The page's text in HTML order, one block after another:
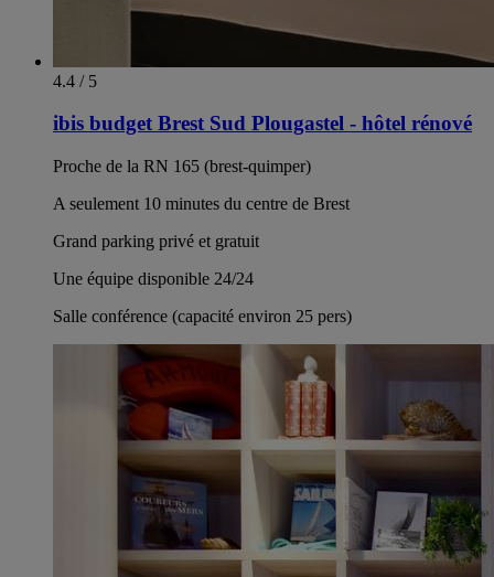
4.4 / 5
ibis budget Brest Sud Plougastel - hôtel rénové
Proche de la RN 165 (brest-quimper)
A seulement 10 minutes du centre de Brest
Grand parking privé et gratuit
Une équipe disponible 24/24
Salle conférence (capacité environ 25 pers)